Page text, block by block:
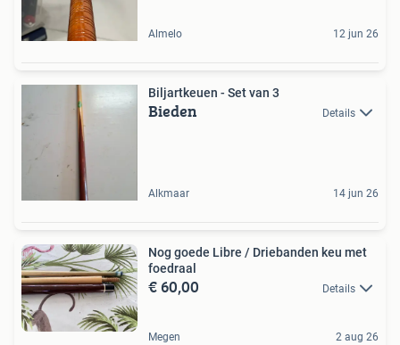
Almelo 12 jun 26
Biljartkeuen - Set van 3
Bieden Details
Alkmaar 14 jun 26
Nog goede Libre / Driebanden keu met
foedraal
€ 60,00 Details
Megen 2 aug 26